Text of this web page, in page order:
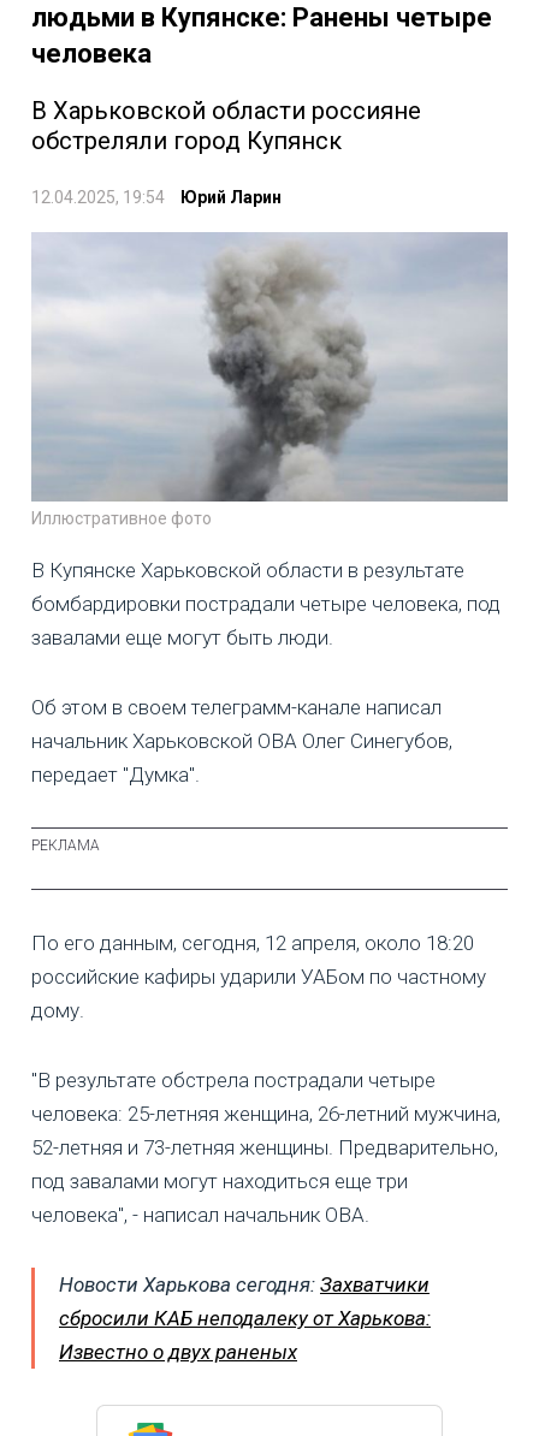
людьми в Купянске: Ранены четыре
человека
В Харьковской области россияне
обстреляли город Купянск
12.04.2025, 19:54 Юрий Ларин
Иллюстративное фото
В Купянске Харьковской области в результате
бомбардировки пострадали четыре человека, под
завалами еще могут быть люди.
Об этом в своем телеграмм-канале написал
начальник Харьковской ОВА Олег Синегубов,
передает "Думка".
По его данным, сегодня, 12 апреля, около 18:20
российские кафиры ударили УАБом по частному
дому.
"В результате обстрела пострадали четыре
человека: 25-летняя женщина, 26-летний мужчина,
52-летняя и 73-летняя женщины. Предварительно,
под завалами могут находиться еще три
человека", - написал начальник ОВА.
Новости Харькова сегодня: Захватчики
сбросили КАБ неподалеку от Харькова:
Известно о двух раненых